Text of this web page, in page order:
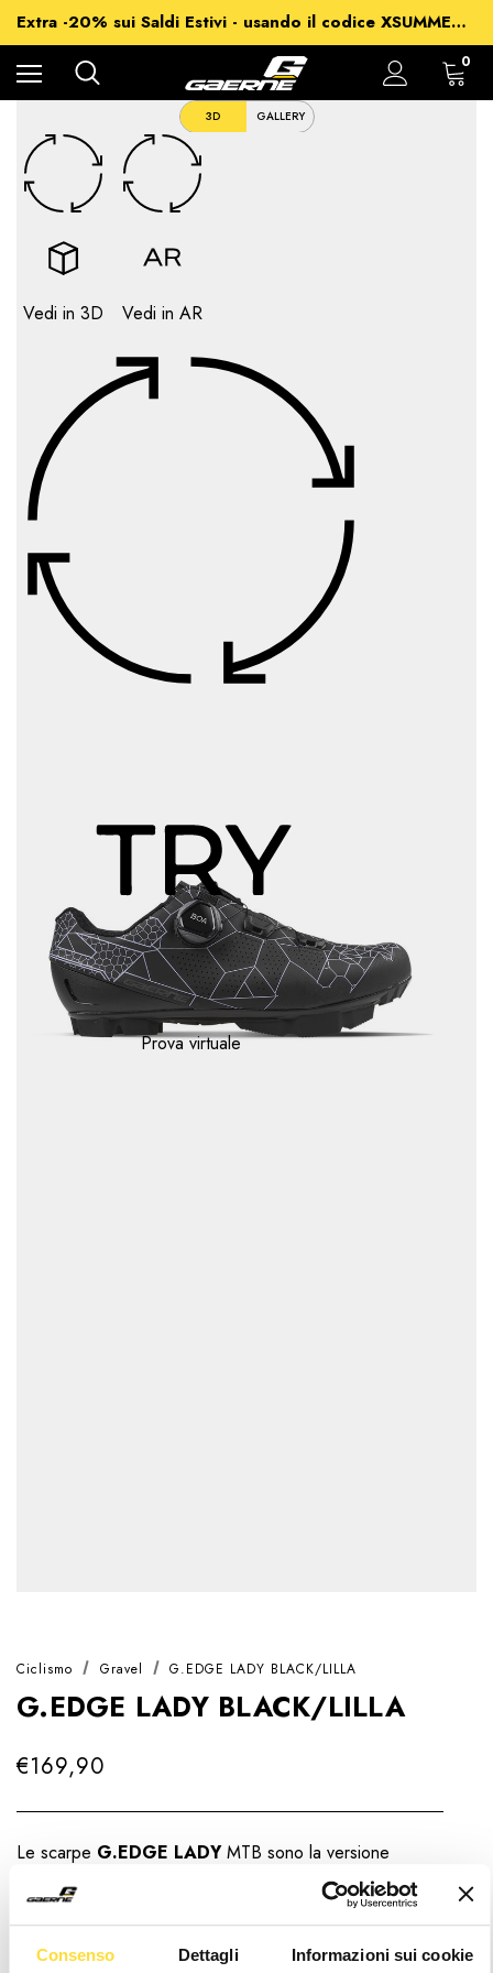
Consenso Dettagli Informazioni sui cookie
Extra -20% sui Saldi Estivi - usando il codice XSUMMER2026
Spedizioni gratuite per ordini superiori a 99€
-15% su Tutto - usando il codice XSUMMER2026
0
3D GALLERY
Vedi in 3D Vedi in AR
Prova virtuale
Ciclismo Gravel G.EDGE LADY BLACK/LILLA
G.EDGE LADY BLACK/LILLA
€169,90
Le scarpe G.EDGE LADYMTB sono la versione
femminile delle G.EDGE: una scelta versatile di fascia
media per le rider che cercano comfort, prestazioni e
affidabilità su un’ampia varietà di condizioni off-road.
Scopri di più